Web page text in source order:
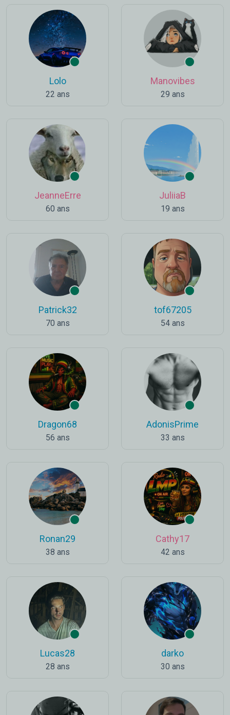
Lolo
22 ans
Manovibes
29 ans
JeanneErre
60 ans
JuliiaB
19 ans
Patrick32
70 ans
tof67205
54 ans
Dragon68
56 ans
AdonisPrime
33 ans
Ronan29
38 ans
Cathy17
42 ans
Lucas28
28 ans
darko
30 ans